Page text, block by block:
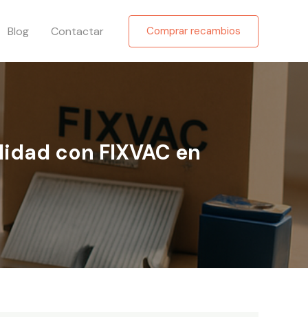
Blog Contactar Comprar recambios
con FIXVAC en